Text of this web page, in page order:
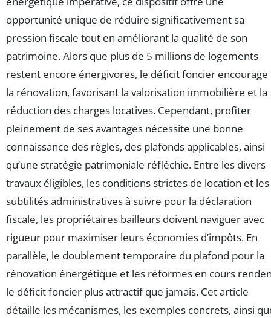
opportunité unique de réduire significativement sa
pression fiscale tout en améliorant la qualité de son
patrimoine. Alors que plus de 5 millions de logements
restent encore énergivores, le déficit foncier encourage
la rénovation, favorisant la valorisation immobilière et la
réduction des charges locatives. Cependant, profiter
pleinement de ses avantages nécessite une bonne
connaissance des règles, des plafonds applicables, ainsi
qu’une stratégie patrimoniale réfléchie. Entre les divers
travaux éligibles, les conditions strictes de location et les
subtilités administratives à suivre pour la déclaration
fiscale, les propriétaires bailleurs doivent naviguer avec
rigueur pour maximiser leurs économies d’impôts. En
parallèle, le doublement temporaire du plafond pour la
rénovation énergétique et les réformes en cours
le déficit foncier plus attractif que jamais. Cet article
détaille les mécanismes, les exemples concrets, ainsi